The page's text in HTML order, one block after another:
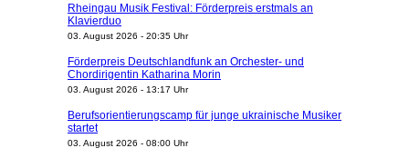
Rheingau Musik Festival: Förderpreis erstmals an
Klavierduo
03. August 2026 - 20:35 Uhr
Förderpreis Deutschlandfunk an Orchester- und
Chordirigentin Katharina Morin
03. August 2026 - 13:17 Uhr
Berufsorientierungscamp für junge ukrainische Musiker
startet
03. August 2026 - 08:00 Uhr